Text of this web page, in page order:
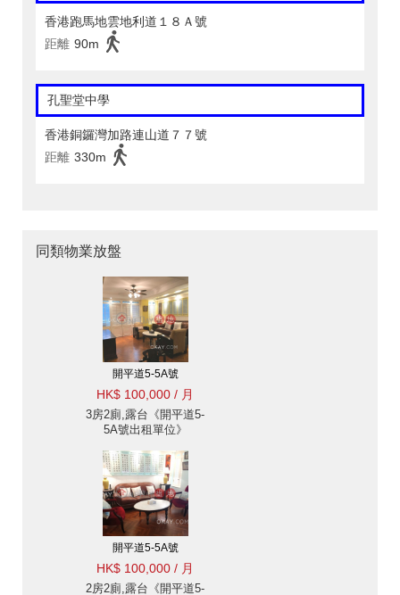
香港跑馬地雲地利道１８Ａ號
距離 90m
孔聖堂中學
香港銅鑼灣加路連山道７７號
距離 330m
同類物業放盤
開平道5-5A號
HK$ 100,000 / 月
3房2廁,露台《開平道5-
5A號出租單位》
開平道5-5A號
HK$ 100,000 / 月
2房2廁,露台《開平道5-